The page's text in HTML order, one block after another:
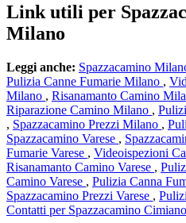
Link utili per
Milano
Leggi anche: Spazzacamino
Pulizia Canne Fumarie Milano ,
Milano , Risanamanto Camino
Riparazione Camino Milano ,
, Spazzacamino Prezzi Milano ,
Spazzacamino Varese ,
Fumarie Varese , Videoispezioni
Risanamanto Camino Varese ,
Camino Varese , Pulizia Canna
Spazzacamino Prezzi Varese ,
Contatti per Spazzacamino